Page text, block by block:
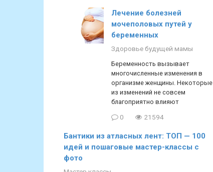
Лечение болезней
мочеполовых путей у
беременных
Здоровье будущей мамы
Беременность вызывает
многочисленные изменения в
организме женщины. Некоторые
из изменений не совсем
благоприятно влияют
0 21594
Бантики из атласных лент: ТОП — 100
идей и пошаговые мастер-классы с
фото